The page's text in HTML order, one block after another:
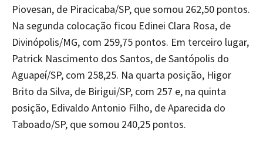
Piovesan, de Piracicaba/SP, que somou 262,50 pontos.
Na segunda colocação ficou Edinei Clara Rosa, de
Divinópolis/MG, com 259,75 pontos. Em terceiro lugar,
Patrick Nascimento dos Santos, de Santópolis do
Aguapeí/SP, com 258,25. Na quarta posição, Higor
Brito da Silva, de Birigui/SP, com 257 e, na quinta
posição, Edivaldo Antonio Filho, de Aparecida do
Taboado/SP, que somou 240,25 pontos.